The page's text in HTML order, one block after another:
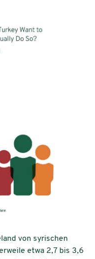
von syrischen
etwa 2,7 bis 3,6